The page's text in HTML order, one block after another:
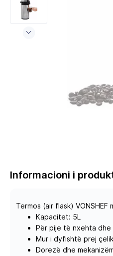
Informacioni i
Termos (air flask)
Kapacitet: 5L
Për pije të nxehta
Mur i dyfishtë prej
Dorezë dhe